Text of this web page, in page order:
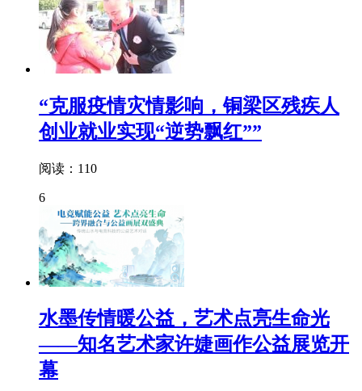
“克服疫情灾情影响，铜梁区残疾人
创业就业实现“逆势飘红””
阅读：110
6
水墨传情暖公益，艺术点亮生命光
——知名艺术家许婕画作公益展览开
幕